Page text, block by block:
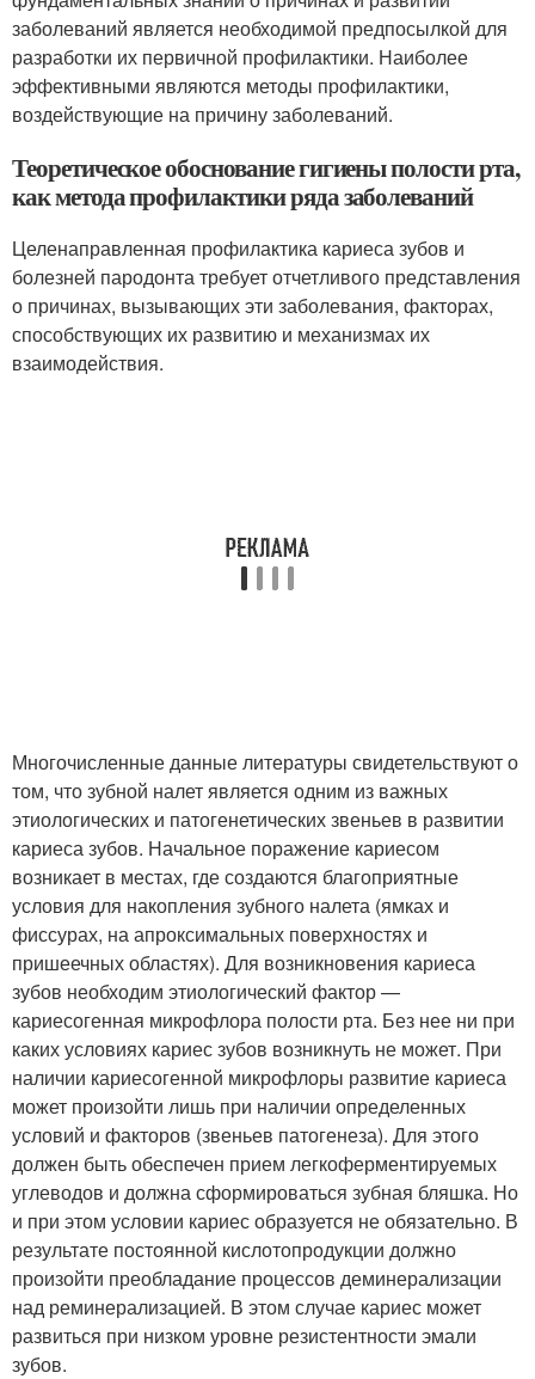
заболеваний является необходимой предпосылкой для
разработки их первичной профилактики. Наиболее
эффективными являются методы профилактики,
воздействующие на причину заболеваний.
Теоретическое обоснование гигиены полости рта,
как метода профилактики ряда заболеваний
Целенаправленная профилактика кариеса зубов и
болезней пародонта требует отчетливого представления
о причинах, вызывающих эти заболевания, факторах,
способствующих их развитию и механизмах их
взаимодействия.
Многочисленные данные литературы свидетельствуют о
том, что зубной налет является одним из важных
этиологических и патогенетических звеньев в развитии
кариеса зубов. Начальное поражение кариесом
возникает в местах, где создаются благоприятные
условия для накопления зубного налета (ямках и
фиссурах, на апроксимальных поверхностях и
пришеечных областях). Для возникновения кариеса
зубов необходим этиологический фактор —
кариесогенная микрофлора полости рта. Без нее ни при
каких условиях кариес зубов возникнуть не может. При
наличии кариесогенной микрофлоры развитие кариеса
может произойти лишь при наличии определенных
условий и факторов (звеньев патогенеза). Для этого
должен быть обеспечен прием легкоферментируемых
углеводов и должна сформироваться зубная бляшка. Но
и при этом условии кариес образуется не обязательно. В
результате постоянной кислотопродукции должно
произойти преобладание процессов деминерализации
над реминерализацией. В этом случае кариес может
развиться при низком уровне резистентности эмали
зубов.